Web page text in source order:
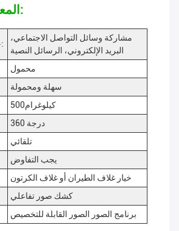
المعلمات التقنية:
خيارات المشاركة:
مشاركة وسائل التواصل الاجتماعي،
البريد الإلكتروني، الرسائل النصية
محمول
سهلة ومحمولة
500كيلوغرام
360 درجة
تلقائي
يجب التفاوض
خيار غلاف الطيران أو غلاف الكرتون
كشك صور تفاعلي
برنامج الصور الصور القابلة للتخصيص